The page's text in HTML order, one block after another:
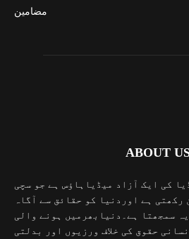
مضامین
ABOUT
کی ایک آزاد میڈیاہاؤس ہے جو سچی
رکھتی ہے اوردنیا کو حقائق سے آگاہ
سمجھتا ہے۔دنیابھرمیں ہونے والی
حقوق کی خلاف ورزیوں اور بدلتی